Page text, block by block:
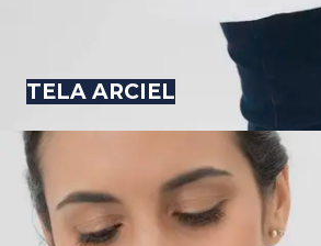
TELA ARCIEL